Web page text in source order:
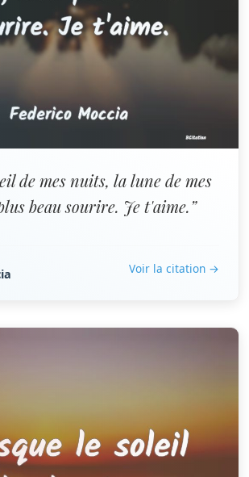
de mes nuits, la lune de mes
beau sourire. Je t'aime.”
Voir la citation →